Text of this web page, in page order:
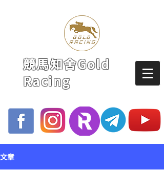
競馬知舍Gold
Racing
文章